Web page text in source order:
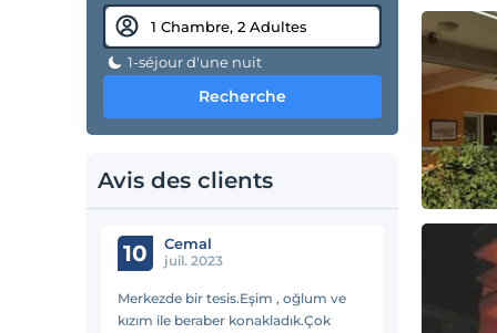
1-séjour d'une nuit
Recherche
Avis des clients
10 Cemal
juil. 2023
Merkezde bir tesis.Eşim , oğlum ve
kızım ile beraber konakladık.Çok